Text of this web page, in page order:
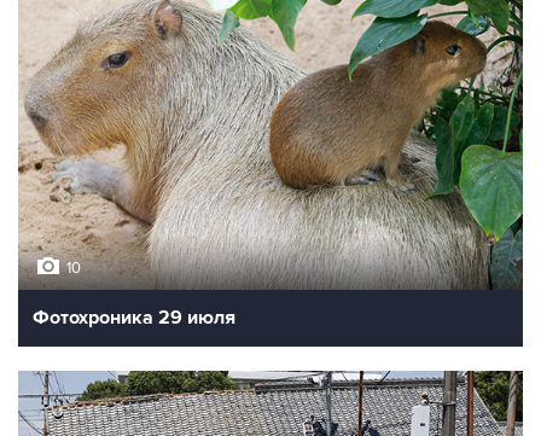
10
Фотохроника 29 июля